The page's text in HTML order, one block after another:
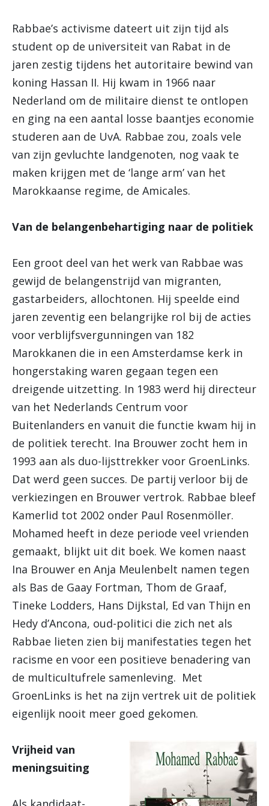
Rabbae’s activisme dateert uit zijn tijd als
student op de universiteit van Rabat in de
jaren zestig tijdens het autoritaire bewind van
koning Hassan II. Hij kwam in 1966 naar
Nederland om de militaire dienst te ontlopen
en ging na een aantal losse baantjes economie
studeren aan de UvA. Rabbae zou, zoals vele
van zijn gevluchte landgenoten, nog vaak te
maken krijgen met de ‘lange arm’ van het
Marokkaanse regime, de Amicales.
Van de belangenbehartiging naar de politiek
Een groot deel van het werk van Rabbae was
gewijd de belangenstrijd van migranten,
gastarbeiders, allochtonen. Hij speelde eind
jaren zeventig een belangrijke rol bij de acties
voor verblijfsvergunningen van 182
Marokkanen die in een Amsterdamse kerk in
hongerstaking waren gegaan tegen een
dreigende uitzetting. In 1983 werd hij directeur
van het Nederlands Centrum voor
Buitenlanders en vanuit die functie kwam hij in
de politiek terecht. Ina Brouwer zocht hem in
1993 aan als duo-lijsttrekker voor GroenLinks.
Dat werd geen succes. De partij verloor bij de
verkiezingen en Brouwer vertrok. Rabbae bleef
Kamerlid tot 2002 onder Paul Rosenmöller.
Mohamed heeft in deze periode veel vrienden
gemaakt, blijkt uit dit boek. We komen naast
Ina Brouwer en Anja Meulenbelt namen tegen
als Bas de Gaay Fortman, Thom de Graaf,
Tineke Lodders, Hans Dijkstal, Ed van Thijn en
Hedy d’Ancona, oud-politici die zich net als
Rabbae lieten zien bij manifestaties tegen het
racisme en voor een positieve benadering van
de multicultufrele samenleving. Met
GroenLinks is het na zijn vertrek uit de politiek
eigenlijk nooit meer goed gekomen.
Vrijheid van
meningsuiting